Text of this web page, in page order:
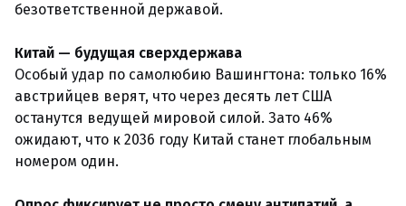
безответственной державой.
Китай — будущая сверхдержава
Особый удар по самолюбию Вашингтона: только 16%
австрийцев верят, что через десять лет США
останутся ведущей мировой силой. Зато 46%
ожидают, что к 2036 году Китай станет глобальным
номером один.